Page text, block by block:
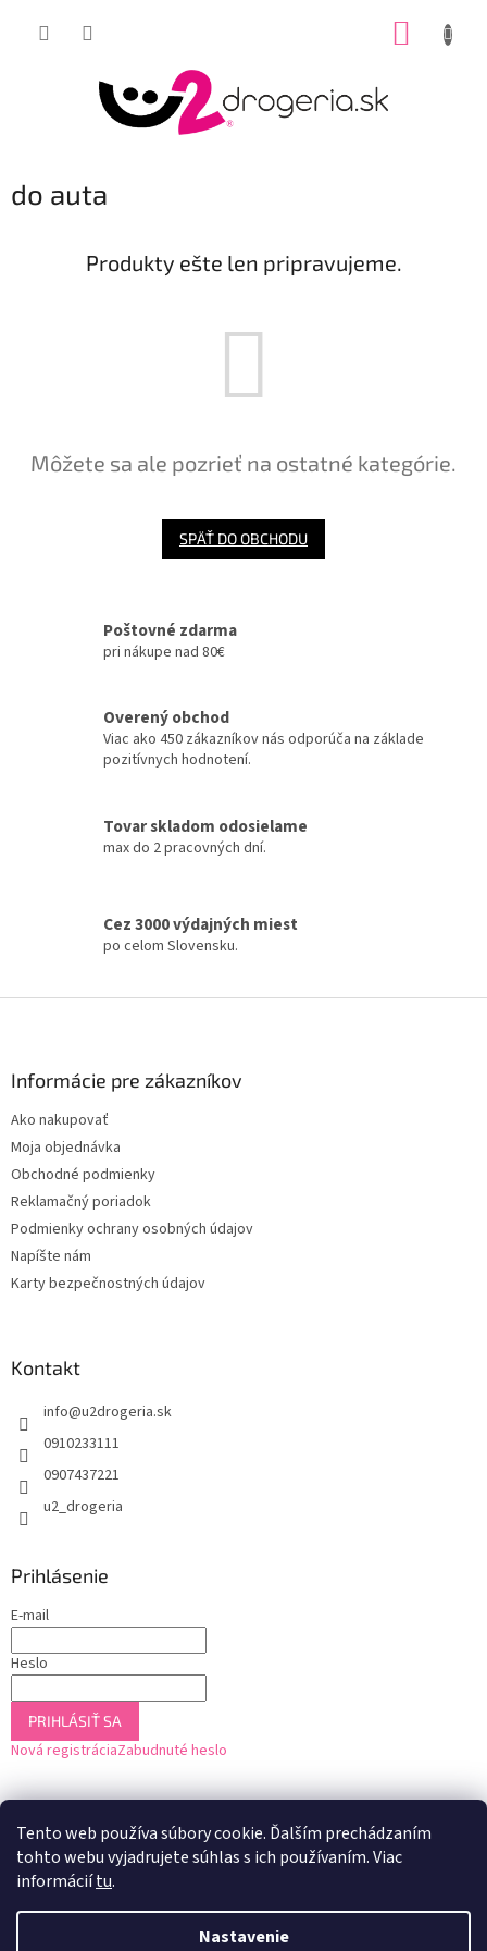
Tento web používa súbory cookie. Ďalším prechádzaním
tohto webu vyjadrujete súhlas s ich používaním. Viac
informáciítu.
Nastavenie
do auta
Produkty ešte len pripravujeme.
Môžete sa ale pozrieť na ostatné kategórie.
SPÄŤ DO OBCHODU
Poštovné zdarma
pri nákupe nad 80€
Overený obchod
Viac ako 450 zákazníkov nás odporúča na základe
pozitívnych hodnotení.
Tovar skladom odosielame
max do 2 pracovných dní.
Cez 3000 výdajných miest
po celom Slovensku.
Informácie pre zákazníkov
Ako nakupovať
Moja objednávka
Obchodné podmienky
Reklamačný poriadok
Podmienky ochrany osobných údajov
Napíšte nám
Karty bezpečnostných údajov
Kontakt
info@u2drogeria.sk
0910233111
0907437221
u2_drogeria
Prihlásenie
E-mail
Heslo
PRIHLÁSIŤ SA
Nová registráciaZabudnuté heslo
Vytvoril Shoptet